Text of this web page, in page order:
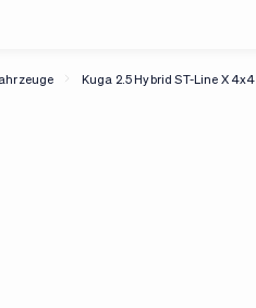
Kuga 2.5 Hybrid ST-Line X 4x4